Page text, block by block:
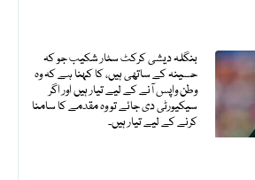
بنگلہ دیشی کرکٹ سٹار شکیب جو کہ
حسینہ کے ساتھی ہیں، کا کہنا ہے کہ وہ
وطن واپس آنے کے لیے تیار ہیں اور اگر
سیکیورٹی دی جائے تو وہ مقدمے کا سامنا
کرنے کے لیے تیار ہیں۔